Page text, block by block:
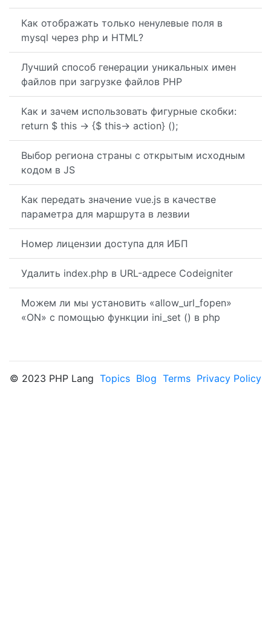
Как отображать только ненулевые поля в
mysql через php и HTML?
Лучший способ генерации уникальных имен
файлов при загрузке файлов PHP
Как и зачем использовать фигурные скобки:
return $ this -> {$ this-> action} ();
Выбор региона страны с открытым исходным
кодом в JS
Как передать значение vue.js в качестве
параметра для маршрута в лезвии
Номер лицензии доступа для ИБП
Удалить index.php в URL-адресе Codeigniter
Можем ли мы установить «allow_url_fopen»
«ON» с помощью функции ini_set () в php
© 2023 PHP Lang Topics Blog Terms Privacy Policy